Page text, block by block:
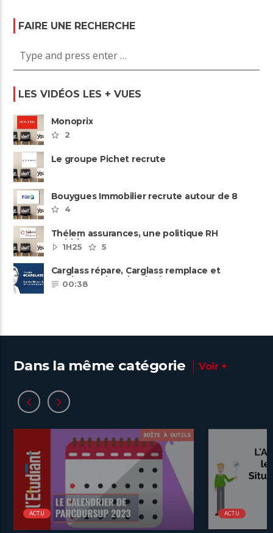
FAIRE UNE RECHERCHE
LES VIDÉOS LES + VUES
Monoprix
2
Le groupe Pichet recrute
Bouygues Immobilier recrute autour de 8
pôles métiers
4
Thélem assurances, une politique RH
ambitieuse
1H25 5
Carglass répare, Carglass remplace et
Carglass embauche également.
00:38
Dans la même catégorie Voir +
ACTU ACTU